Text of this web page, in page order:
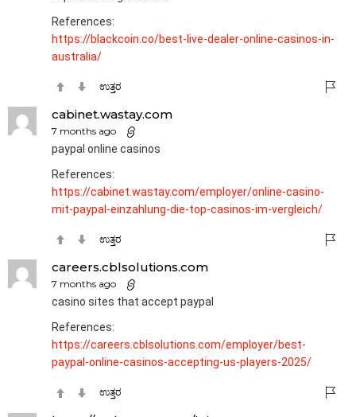
References:
https://blackcoin.co/best-live-dealer-online-casinos-in-
australia/
ಉತ್ತರ
cabinet.wastay.com
7 months ago
paypal online casinos
References:
https://cabinet.wastay.com/employer/online-casino-
mit-paypal-einzahlung-die-top-casinos-im-vergleich/
ಉತ್ತರ
careers.cblsolutions.com
7 months ago
casino sites that accept paypal
References:
https://careers.cblsolutions.com/employer/best-
paypal-online-casinos-accepting-us-players-2025/
ಉತ್ತರ